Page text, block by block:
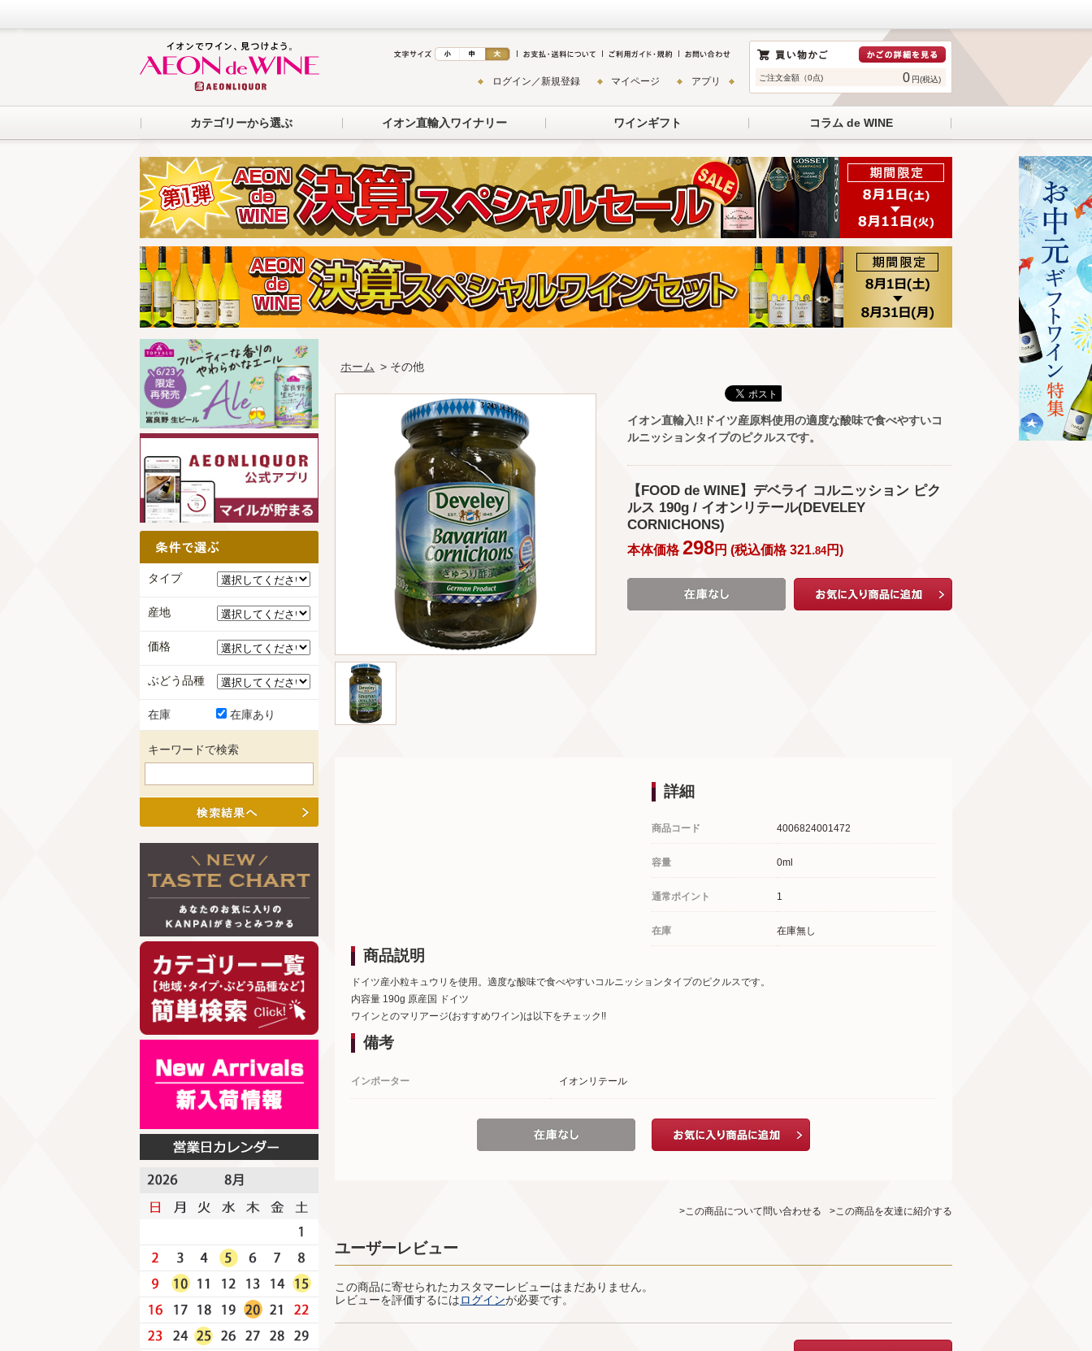
ご注文金額（0点) 0 円(税込)
ログイン／新規登録 マイページ アプリ
カテゴリーから選ぶ イオン直輸入ワイナリー ワインギフト コラム de WINE
ホーム > その他
イオン直輸入!!ドイツ産原料使用の適度な酸味で食べやすいコ
ルニッションタイプのピクルスです。
【FOOD de WINE】デベライ コルニッション ピク
ルス 190g / イオンリテール(DEVELEY
CORNICHONS)
本体価格298円 (税込価格321.84円)
詳細
商品コード 4006824001472
容量 0ml
通常ポイント 1
在庫 在庫無し
商品説明
ドイツ産小粒キュウリを使用。適度な酸味で食べやすいコルニッションタイプのピクルスです。
内容量 190g 原産国 ドイツ
ワインとのマリアージ(おすすめワイン)は以下をチェック!!
備考
インポーター イオンリテール
>この商品について問い合わせる >この商品を友達に紹介する
ユーザーレビュー
この商品に寄せられたカスタマーレビューはまだありません。
レビューを評価するにはログインが必要です。
タイプ
産地
価格
ぶどう品種
在庫 在庫あり
キーワードで検索